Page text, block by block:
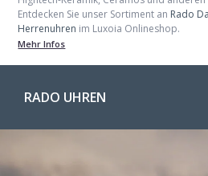
Entdecken Sie unser Sortiment an Rado
Herrenuhren im Luxoia Onlineshop.
Mehr Infos
RADO UHREN